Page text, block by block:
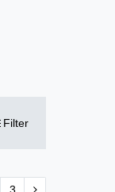
Filter